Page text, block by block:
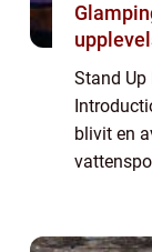
Stand Up
blivit en
SUP, ...